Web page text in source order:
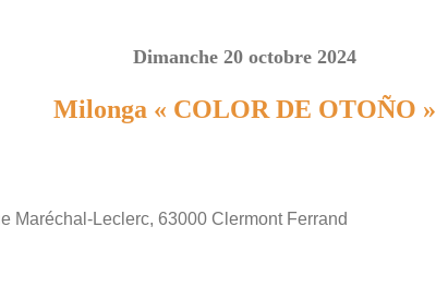
Dimanche 20 octobre 2024
Milonga « COLOR DE OTOÑO »
Maréchal-Leclerc, 63000 Clermont Ferrand